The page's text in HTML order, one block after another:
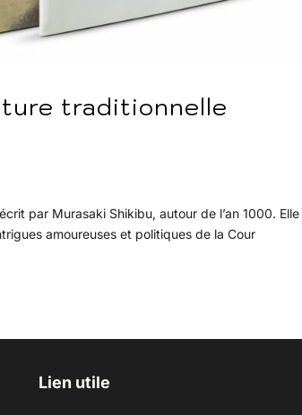
traditionnelle
par Murasaki Shikibu, autour de l’an 1000. Elle
amoureuses et politiques de la Cour
Lien utile